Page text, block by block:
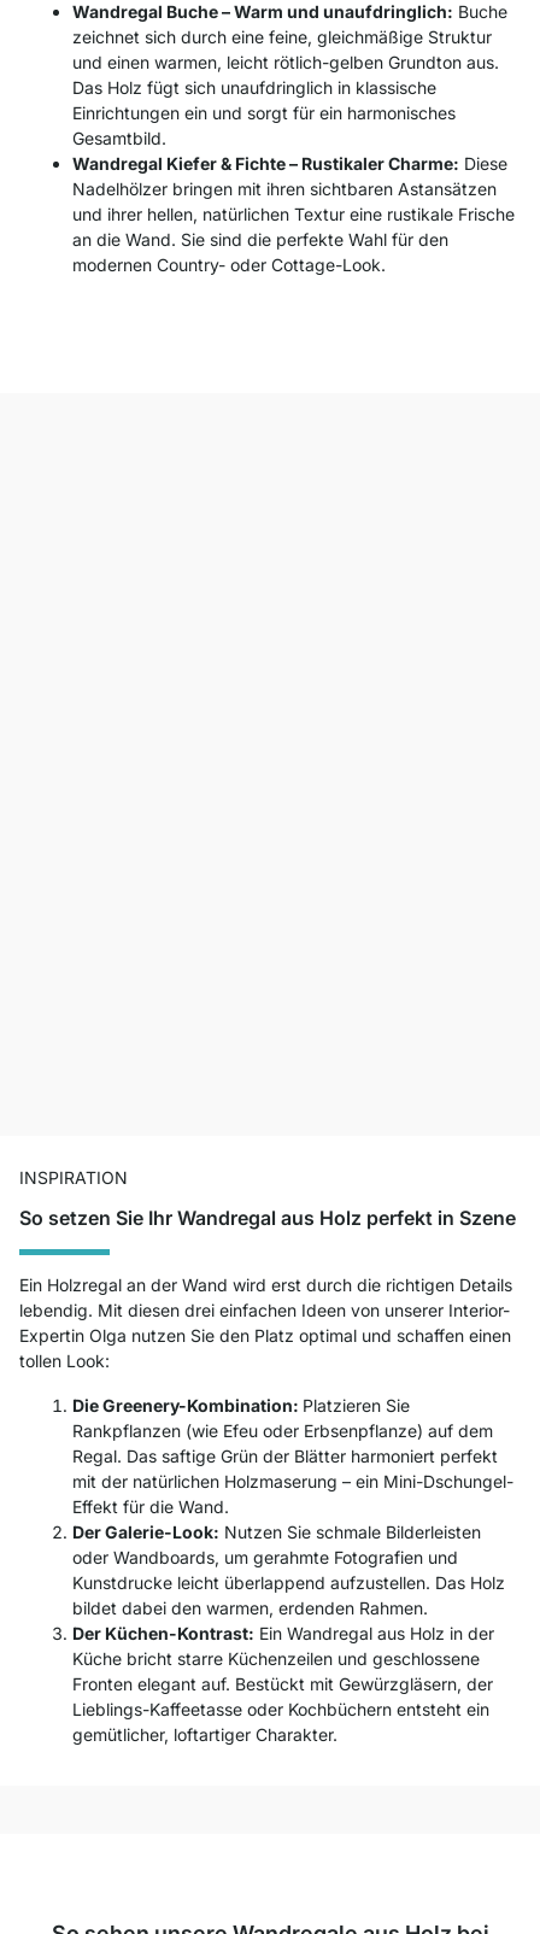
Wandregal Buche – Warm und unaufdringlich: Buche
zeichnet sich durch eine feine, gleichmäßige Struktur
und einen warmen, leicht rötlich-gelben Grundton aus.
Das Holz fügt sich unaufdringlich in klassische
Einrichtungen ein und sorgt für ein harmonisches
Gesamtbild.
Wandregal Kiefer & Fichte – Rustikaler Charme: Diese
Nadelhölzer bringen mit ihren sichtbaren Astansätzen
und ihrer hellen, natürlichen Textur eine rustikale Frische
an die Wand. Sie sind die perfekte Wahl für den
modernen Country- oder Cottage-Look.
INSPIRATION
So setzen Sie Ihr Wandregal aus Holz perfekt in Szene
Ein Holzregal an der Wand wird erst durch die richtigen Details
lebendig. Mit diesen drei einfachen Ideen von unserer Interior-
Expertin Olga nutzen Sie den Platz optimal und schaffen einen
tollen Look:
Die Greenery-Kombination: Platzieren Sie
Rankpflanzen (wie Efeu oder Erbsenpflanze) auf dem
Regal. Das saftige Grün der Blätter harmoniert perfekt
mit der natürlichen Holzmaserung – ein Mini-Dschungel-
Effekt für die Wand.
Der Galerie-Look: Nutzen Sie schmale Bilderleisten
oder Wandboards, um gerahmte Fotografien und
Kunstdrucke leicht überlappend aufzustellen. Das Holz
bildet dabei den warmen, erdenden Rahmen.
Der Küchen-Kontrast: Ein Wandregal aus Holz in der
Küche bricht starre Küchenzeilen und geschlossene
Fronten elegant auf. Bestückt mit Gewürzgläsern, der
Lieblings-Kaffeetasse oder Kochbüchern entsteht ein
gemütlicher, loftartiger Charakter.